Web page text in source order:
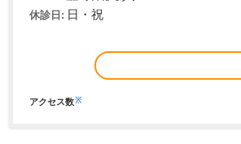
休診日: 日・祝
アクセス数※